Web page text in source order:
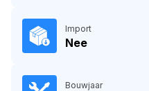
Import
Nee
Bouwjaar